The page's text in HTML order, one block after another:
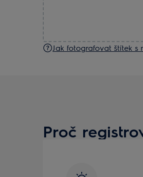
Jak fotografovat štítek s
Proč